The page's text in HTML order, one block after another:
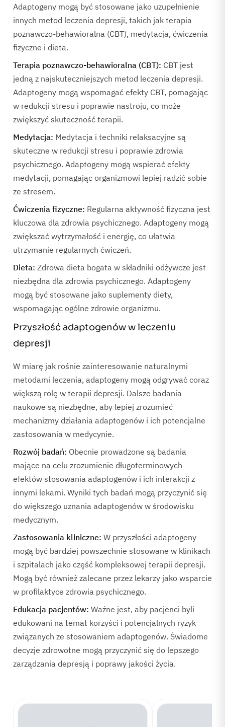
Adaptogeny mogą być stosowane jako uzupełnienie
innych metod leczenia depresji, takich jak terapia
poznawczo-behawioralna (CBT), medytacja, ćwiczenia
fizyczne i dieta.
Terapia poznawczo-behawioralna (CBT): CBT jest
jedną z najskuteczniejszych metod leczenia depresji.
Adaptogeny mogą wspomagać efekty CBT, pomagając
w redukcji stresu i poprawie nastroju, co może
zwiększyć skuteczność terapii.
Medytacja: Medytacja i techniki relaksacyjne są
skuteczne w redukcji stresu i poprawie zdrowia
psychicznego. Adaptogeny mogą wspierać efekty
medytacji, pomagając organizmowi lepiej radzić sobie
ze stresem.
Ćwiczenia fizyczne: Regularna aktywność fizyczna jest
kluczowa dla zdrowia psychicznego. Adaptogeny mogą
zwiększać wytrzymałość i energię, co ułatwia
utrzymanie regularnych ćwiczeń.
Dieta: Zdrowa dieta bogata w składniki odżywcze jest
niezbędna dla zdrowia psychicznego. Adaptogeny
mogą być stosowane jako suplementy diety,
wspomagając ogólne zdrowie organizmu.
Przyszłość adaptogenów w leczeniu
depresji
W miarę jak rośnie zainteresowanie naturalnymi
metodami leczenia, adaptogeny mogą odgrywać coraz
większą rolę w terapii depresji. Dalsze badania
naukowe są niezbędne, aby lepiej zrozumieć
mechanizmy działania adaptogenów i ich potencjalne
zastosowania w medycynie.
Rozwój badań: Obecnie prowadzone są badania
mające na celu zrozumienie długoterminowych
efektów stosowania adaptogenów i ich interakcji z
innymi lekami. Wyniki tych badań mogą przyczynić się
do większego uznania adaptogenów w środowisku
medycznym.
Zastosowania kliniczne: W przyszłości adaptogeny
mogą być bardziej powszechnie stosowane w klinikach
i szpitalach jako część kompleksowej terapii depresji.
Mogą być również zalecane przez lekarzy jako wsparcie
w profilaktyce zdrowia psychicznego.
Edukacja pacjentów: Ważne jest, aby pacjenci byli
edukowani na temat korzyści i potencjalnych ryzyk
związanych ze stosowaniem adaptogenów. Świadome
decyzje zdrowotne mogą przyczynić się do lepszego
zarządzania depresją i poprawy jakości życia.